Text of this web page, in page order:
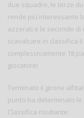
due squadre, le terze
rende più interessante
azzerati e le seconde
scavalcare in classifica
complessivamente 18
giocatore!
Terminato il girone
punto ha determinato
Classifica risultante: